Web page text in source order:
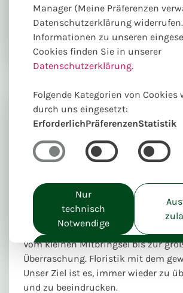
Vom kleinen Mitbringsel bis zur
Überraschung. Floristik mit dem
Unser Ziel ist es, immer wieder zu
und zu beeindrucken.
Manager (Meine Präferenzen
Datenschutzerklärung
Informationen zu unseren
Cookies finden Sie in unserer
Datenschutzerklärung.
Folgende Kategorien von Cookies
durch uns eingesetzt:
ErforderlichPräferenzenStatistik
Nur
technisch
Notwendige
Alle akzeptieren